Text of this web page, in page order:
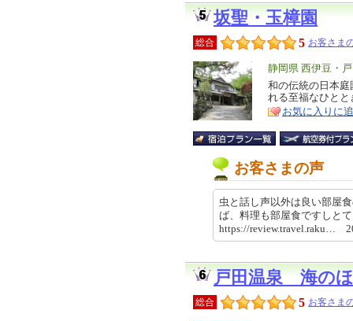
坂聖・玉樟園
総合 5 お客さま
エ
リ
ア
静岡県 西伊豆・
特
徴
和の伝統の日本
れる至福なひとと
お気に入りに
お客さまの声
虫と話し声以外は良い部屋
ば、料理も部屋食ですしと
https://review.travel.raku…
戸田温泉 海の
総合 5 お客さま